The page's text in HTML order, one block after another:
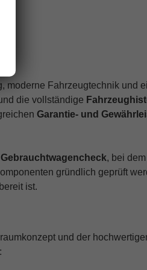
moderne Fahrzeugtechnik und
die vollständige
Garantie- und
Gebrauchtwagencheck, bei
gründlich geprüft
ist.
und der